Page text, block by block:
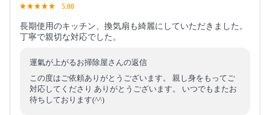
5.00
長期使用のキッチン、換気扇も綺麗にしていただきました。
丁寧で親切な対応でした。
運氣が上がるお掃除屋さんの返信
この度はご依頼ありがとうございます。 親し身をもってご
対応してくださり ありがとうございます。 いつでもまたお
待ちしております(^^)